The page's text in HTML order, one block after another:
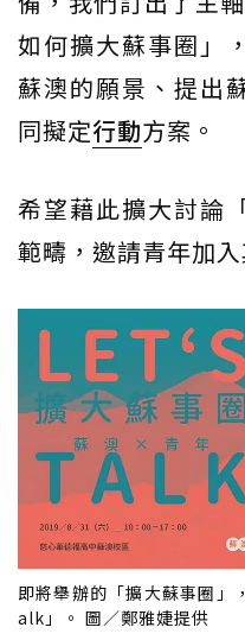
如何擴大蘇事圈」
蘇澳的願景、提出
同擬定行動方案。
希望藉此擴大討論
範疇，邀請青年加入
即將舉辦的「擴大蘇事圈
alk」。 圖／鄭雅婕提供